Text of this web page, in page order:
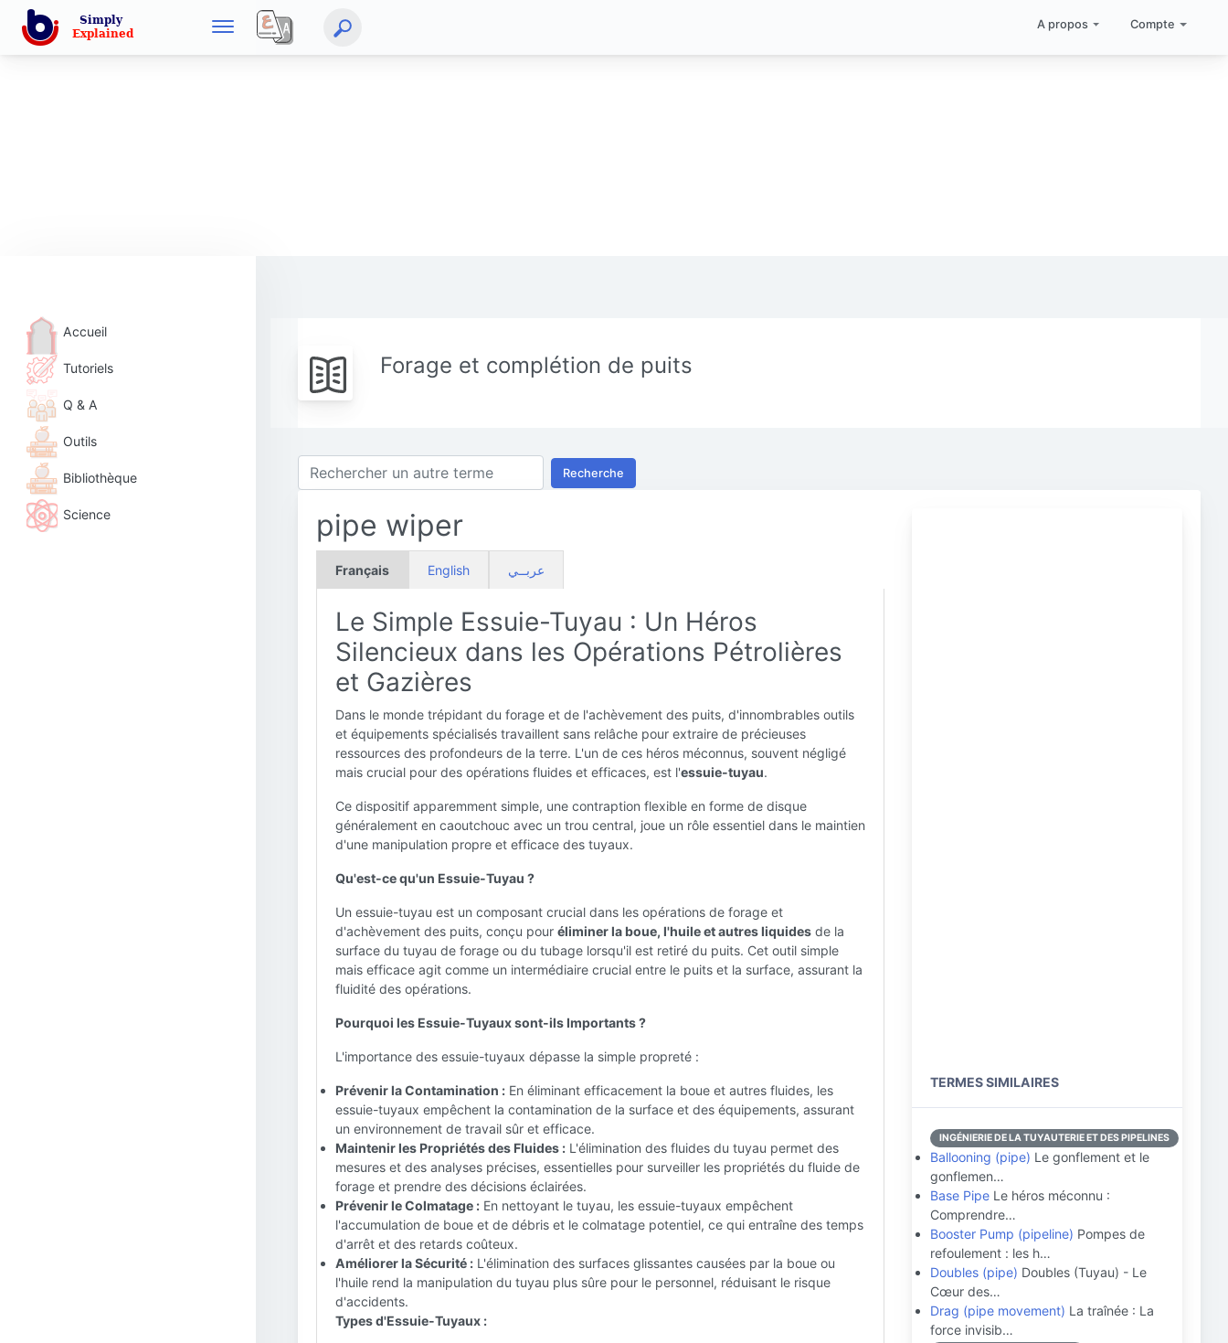
A propos Compte
Accueil
Tutoriels
Q & A
Outils
Bibliothèque
Science
Forage et complétion de puits
Recherche
pipe wiper
Français English عربــي
Le Simple Essuie-Tuyau : Un Héros
Silencieux dans les Opérations Pétrolières
et Gazières
Dans le monde trépidant du forage et de l'achèvement des puits, d'innombrables outils
et équipements spécialisés travaillent sans relâche pour extraire de précieuses
ressources des profondeurs de la terre. L'un de ces héros méconnus, souvent négligé
mais crucial pour des opérations fluides et efficaces, est l'essuie-tuyau.
Ce dispositif apparemment simple, une contraption flexible en forme de disque
généralement en caoutchouc avec un trou central, joue un rôle essentiel dans le maintien
d'une manipulation propre et efficace des tuyaux.
Qu'est-ce qu'un Essuie-Tuyau ?
Un essuie-tuyau est un composant crucial dans les opérations de forage et
d'achèvement des puits, conçu pour éliminer la boue, l'huile et autres liquides de la
surface du tuyau de forage ou du tubage lorsqu'il est retiré du puits. Cet outil simple
mais efficace agit comme un intermédiaire crucial entre le puits et la surface, assurant la
fluidité des opérations.
Pourquoi les Essuie-Tuyaux sont-ils Importants ?
L'importance des essuie-tuyaux dépasse la simple propreté :
Prévenir la Contamination : En éliminant efficacement la boue et autres fluides, les
essuie-tuyaux empêchent la contamination de la surface et des équipements, assurant
un environnement de travail sûr et efficace.
Maintenir les Propriétés des Fluides : L'élimination des fluides du tuyau permet des
mesures et des analyses précises, essentielles pour surveiller les propriétés du fluide de
forage et prendre des décisions éclairées.
Prévenir le Colmatage : En nettoyant le tuyau, les essuie-tuyaux empêchent
l'accumulation de boue et de débris et le colmatage potentiel, ce qui entraîne des temps
d'arrêt et des retards coûteux.
Améliorer la Sécurité : L'élimination des surfaces glissantes causées par la boue ou
l'huile rend la manipulation du tuyau plus sûre pour le personnel, réduisant le risque
d'accidents.
Types d'Essuie-Tuyaux :
TERMES SIMILAIRES
INGÉNIERIE DE LA TUYAUTERIE ET DES PIPELINES
Ballooning (pipe) Le gonflement et le
gonflemen…
Base Pipe Le héros méconnu :
Comprendre…
Booster Pump (pipeline) Pompes de
refoulement : les h…
Doubles (pipe) Doubles (Tuyau) - Le
Cœur des…
Drag (pipe movement) La traînée : La
force invisib…